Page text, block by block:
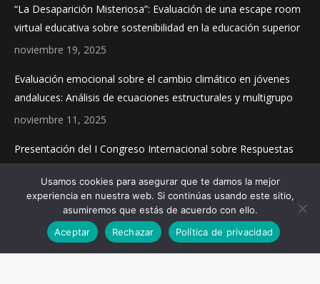
“La Desaparición Misteriosa”: Evaluación de una escape room
virtual educativa sobre sostenibilidad en la educación superior
noviembre 19, 2025
Evaluación emocional sobre el cambio climático en jóvenes
andaluces: Análisis de ecuaciones estructurales y multigrupo
noviembre 11, 2025
Presentación del I Congreso Internacional sobre Respuestas
Educativas y Sociales a la Emergencia Climática
noviembre 4, 2025
Usamos cookies para asegurar que te damos la mejor
experiencia en nuestra web. Si continúas usando este sitio,
asumiremos que estás de acuerdo con ello.
Aceptar
Rechazar Política de privacidad